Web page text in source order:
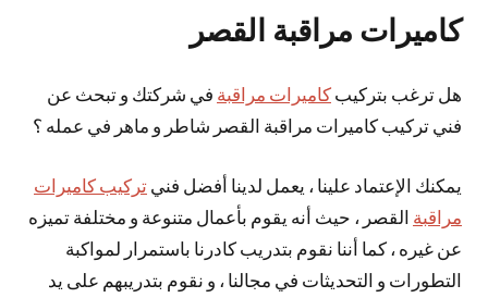
كاميرات مراقبة القصر
هل ترغب بتركيب كاميرات مراقبة في شركتك و تبحث عن
فني تركيب كاميرات مراقبة القصر شاطر و ماهر في عمله ؟
يمكنك الإعتماد علينا ، يعمل لدينا أفضل فني تركيب كاميرات
مراقبة القصر ، حيث أنه يقوم بأعمال متنوعة و مختلفة تميزه
عن غيره ، كما أننا نقوم بتدريب كادرنا باستمرار لمواكبة
التطورات و التحديثات في مجالنا ، و نقوم بتدريبهم على يد